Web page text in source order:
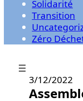
Solidarité
Transition
Zéro
3/12/2022